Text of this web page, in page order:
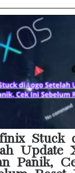
Stuck
Update
Panik,